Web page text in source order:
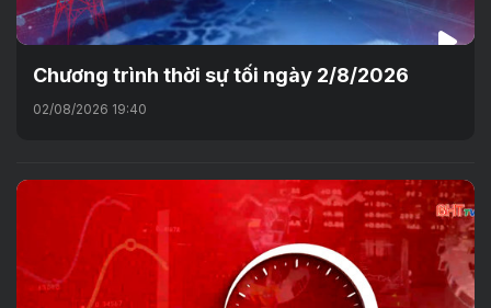
Chương trình thời sự tối ngày 2/8/2026
02/08/2026 19:40